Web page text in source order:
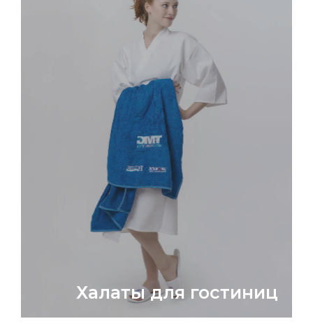
Халаты для гостиниц